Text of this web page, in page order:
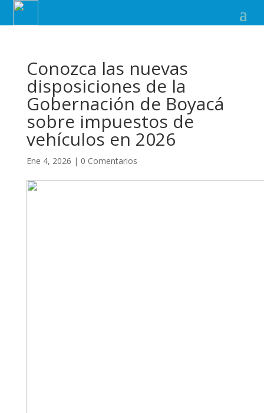
Conozca las nuevas
disposiciones de la
Gobernación de Boyacá
sobre impuestos de
vehículos en 2026
Ene 4, 2026 | 0 Comentarios